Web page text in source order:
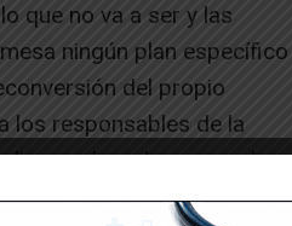
que no va a ser y las
ningún plan específico
del propio
los responsables de la
sobre el campus de
del propio Campus y la